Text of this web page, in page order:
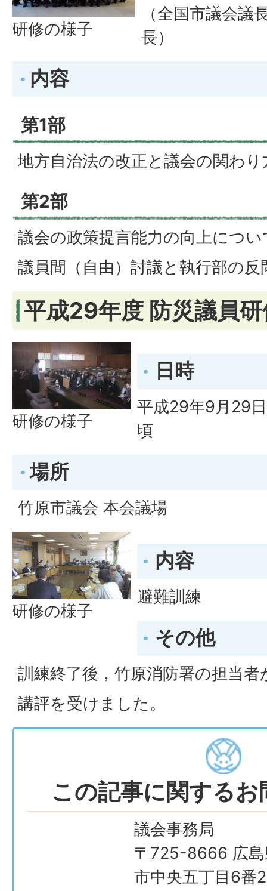
研修の様子
（全国市議会議
長）
内容
第1部
地方自治法の改正と議会の関わ
第2部
議会の政策提言能力の向上につい
議員間（自由）討議と執行部の
平成29年度 防災議員
研修の様子
日時
平成29年9月29
頃
場所
竹原市議会 本会議場
研修の様子
内容
避難訓練
その他
訓練終了後，竹原消防署の担当者
講評を受けました。
この記事に関する
議会事務局
〒725-8666 広島
市中央五丁目6番